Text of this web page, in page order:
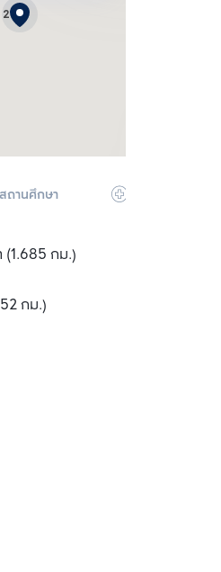
2
ถานศึกษา
(1.685 กม.)
กม.)